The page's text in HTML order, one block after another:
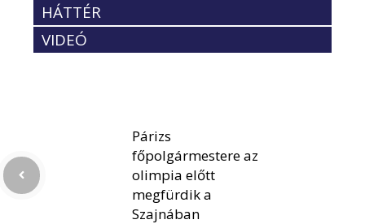
HÁTTÉR
VIDEÓ
Párizs
főpolgármestere az
olimpia előtt
megfürdik a
Szajnában